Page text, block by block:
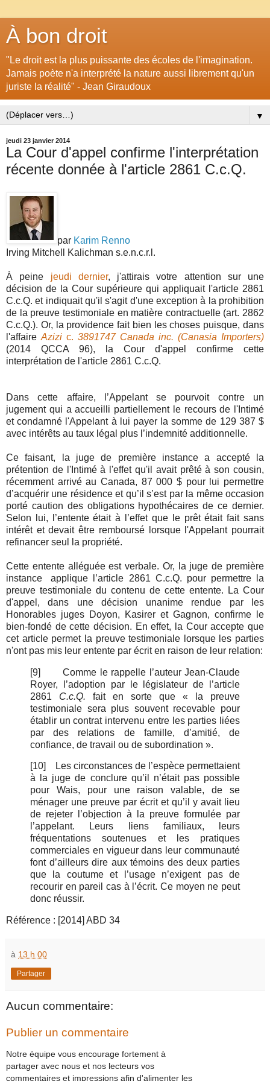
À bon droit
"Le droit est la plus puissante des écoles de l'imagination.
Jamais poète n'a interprété la nature aussi librement qu'un
juriste la réalité" - Jean Giraudoux
▼
jeudi 23 janvier 2014
La Cour d'appel confirme l'interprétation
récente donnée à l'article 2861 C.c.Q.
par Karim Renno
Irving Mitchell Kalichman s.e.n.c.r.l.
À peine jeudi dernier, j'attirais votre attention sur une
décision de la Cour supérieure qui appliquait l'article 2861
C.c.Q. et indiquait qu'il s'agit d'une exception à la prohibition
de la preuve testimoniale en matière contractuelle (art. 2862
C.c.Q.). Or, la providence fait bien les choses puisque, dans
l'affaire Azizi c. 3891747 Canada inc. (Canasia Importers)
(2014 QCCA 96), la Cour d'appel confirme cette
interprétation de l'article 2861 C.c.Q.
Dans cette affaire, l’Appelant se pourvoit contre un
jugement qui a accueilli partiellement le recours de l'Intimé
et condamné l'Appelant à lui payer la somme de 129 387 $
avec intérêts au taux légal plus l’indemnité additionnelle.
Ce faisant, la juge de première instance a accepté la
prétention de l'Intimé à l'effet qu'il avait prêté à son cousin,
récemment arrivé au Canada, 87 000 $ pour lui permettre
d’acquérir une résidence et qu’il s’est par la même occasion
porté caution des obligations hypothécaires de ce dernier.
Selon lui, l’entente était à l’effet que le prêt était fait sans
intérêt et devait être remboursé lorsque l'Appelant pourrait
refinancer seul la propriété.
Cette entente alléguée est verbale. Or, la juge de première
instance
applique l’article 2861 C.c.Q. pour permettre la
preuve testimoniale du contenu de cette entente. La Cour
d'appel, dans une décision unanime rendue par les
Honorables juges Doyon, Kasirer et Gagnon, confirme le
bien-fondé de cette décision. En effet, la Cour accepte que
cet article permet la preuve testimoniale lorsque les parties
n'ont pas mis leur entente par écrit en raison de leur relation:
[9]
Comme le rappelle l’auteur Jean-Claude
Royer, l’adoption par le législateur de l’article
2861 C.c.Q. fait en sorte que « la preuve
testimoniale sera plus souvent recevable pour
établir un contrat intervenu entre les parties liées
par des relations de famille, d’amitié, de
confiance, de travail ou de subordination ».
[10]
Les circonstances de l’espèce permettaient
à la juge de conclure qu’il n’était pas possible
pour Wais, pour une raison valable, de se
ménager une preuve par écrit et qu’il y avait lieu
de rejeter l’objection à la preuve formulée par
l’appelant. Leurs liens familiaux, leurs
fréquentations soutenues et les pratiques
commerciales en vigueur dans leur communauté
font d’ailleurs dire aux témoins des deux parties
que la coutume et l’usage n’exigent pas de
recourir en pareil cas à l’écrit. Ce moyen ne peut
donc réussir.
Référence : [2014] ABD 34
à 13 h 00
Partager
Aucun commentaire:
Publier un commentaire
Notre équipe vous encourage fortement à
partager avec nous et nos lecteurs vos
commentaires et impressions afin d'alimenter les